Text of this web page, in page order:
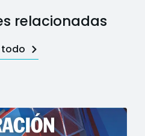
relacionadas
todo